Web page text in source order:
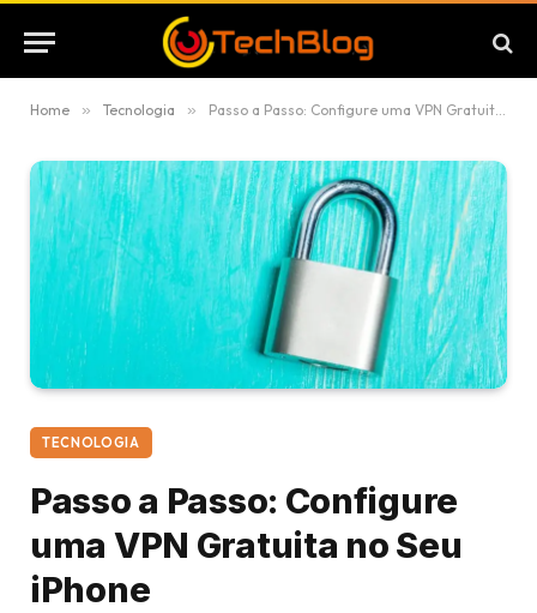
Home » Tecnologia » Passo a Passo: Configure uma VPN Gratuita no Seu iPhone
TECNOLOGIA
Passo a Passo: Configure
uma VPN Gratuita no Seu
iPhone